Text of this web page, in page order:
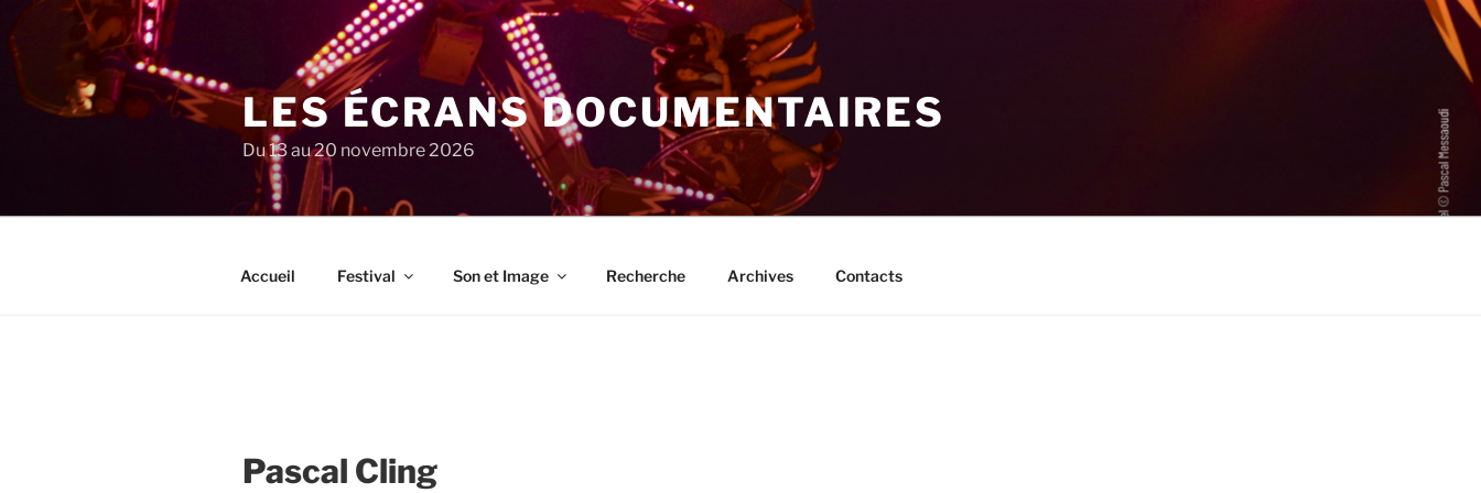
au
contenu
principal
LES ÉCRANS DOCUMENTAIRES
Du 13 au 20 novembre 2026
Accueil Festival Son et Image Recherche Archives Contacts
Pascal Cling